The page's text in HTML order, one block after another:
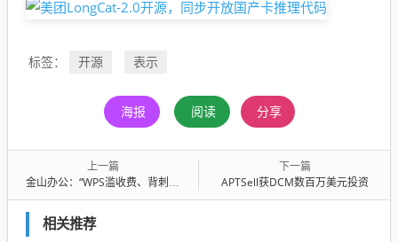
标签： 开源 表示
海报 阅读 分享
上一篇
金山办公：“WPS滥收费、背刺用户”等为不实言论
下一篇
APTSell获DCM数百万美元投资
相关推荐